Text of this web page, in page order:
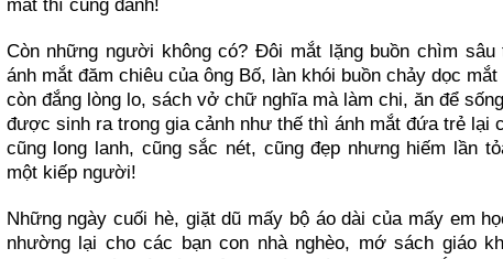
mất thì cũng đành!
Còn những người không có? Đôi mắt lặng buồn chìm sâu
ánh mắt đăm chiêu của ông Bố, làn khói buồn chảy dọc
còn đắng lòng lo, sách vở chữ nghĩa mà làm chi, ăn để
được sinh ra trong gia cảnh như thế thì ánh mắt đứa trẻ lại
cũng long lanh, cũng sắc nét, cũng đẹp nhưng hiếm lần
một kiếp người!
Những ngày cuối hè, giặt dũ mấy bộ áo dài của mấy em
nhường lại cho các bạn con nhà nghèo, mớ sách giáo